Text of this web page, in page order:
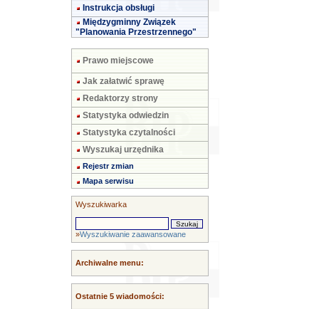
Instrukcja obsługi
Międzygminny Związek
"Planowania Przestrzennego"
Prawo miejscowe
Jak załatwić sprawę
Redaktorzy strony
Statystyka odwiedzin
Statystyka czytalności
Wyszukaj urzędnika
Rejestr zmian
Mapa serwisu
Wyszukiwarka
»Wyszukiwanie zaawansowane
Archiwalne menu:
Ostatnie 5 wiadomości: